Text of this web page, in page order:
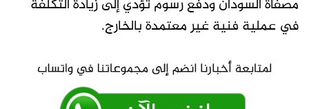
مصفاة السودان ودفع رسوم تؤدي إلى زيادة التكلفة
في عملية فنية غير معتمدة بالخارج.